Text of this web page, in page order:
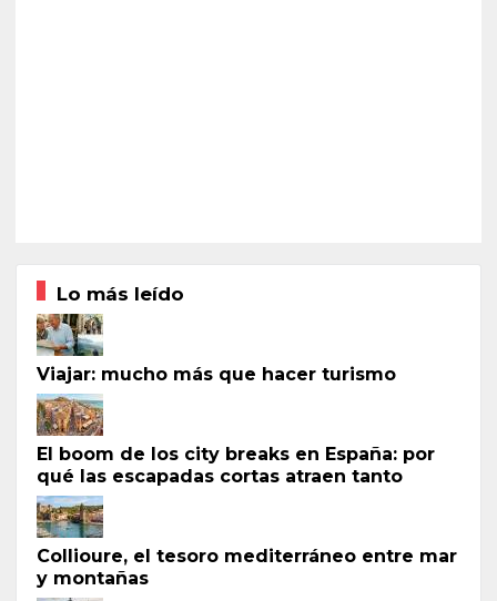
Lo más leído
Viajar: mucho más que hacer turismo
El boom de los city breaks en España: por
qué las escapadas cortas atraen tanto
Collioure, el tesoro mediterráneo entre mar
y montañas